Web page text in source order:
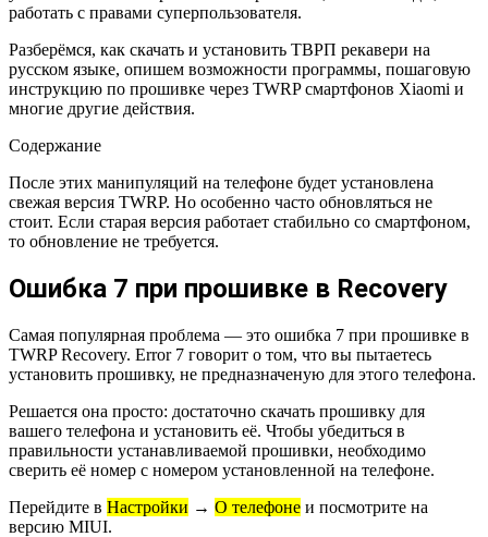
работать с правами суперпользователя.
Разберёмся, как скачать и установить ТВРП рекавери на
русском языке, опишем возможности программы, пошаговую
инструкцию по прошивке через TWRP смартфонов Xiaomi и
многие другие действия.
Содержание
После этих манипуляций на телефоне будет установлена
свежая версия TWRP. Но особенно часто обновляться не
стоит. Если старая версия работает стабильно со смартфоном,
то обновление не требуется.
Ошибка 7 при прошивке в Recovery
Самая популярная проблема — это ошибка 7 при прошивке в
TWRP Recovery. Error 7 говорит о том, что вы пытаетесь
установить прошивку, не предназначеную для этого телефона.
Решается она просто: достаточно скачать прошивку для
вашего телефона и установить её. Чтобы убедиться в
правильности устанавливаемой прошивки, необходимо
сверить её номер с номером установленной на телефоне.
Перейдите в Настройки → О телефоне и посмотрите на
версию MIUI.